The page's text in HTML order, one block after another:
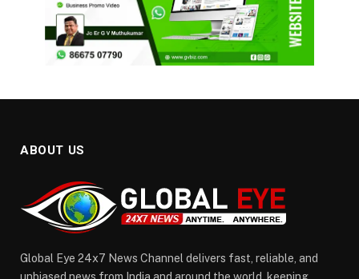
ABOUT US
Global Eye 24x7 News Channel delivers fast, reliable, and